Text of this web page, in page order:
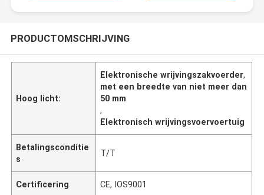
PRODUCTOMSCHRIJVING
Hoog licht:
Elektronische wrijvingszakvoerder,
met een breedte van niet meer dan
50 mm
,
Elektronisch wrijvingsvoervoertuig
Betalingsconditie
s
T/T
Certificering CE, IOS9001